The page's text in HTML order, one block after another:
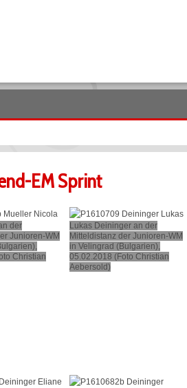
EM Sprint
der
Junioren-WM
Christian
Lukas Deininger an der
Mitteldistanz der Junioren-WM
in Velingrad (Bulgarien),
05.02.2018 (Foto Christian
Aebersold)